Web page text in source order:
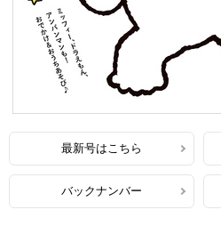
最新号はこちら
バックナンバー